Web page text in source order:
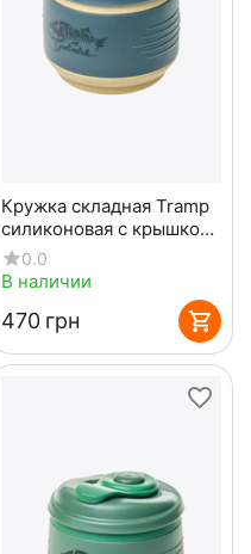
Кружка складная Tramp
силиконовая с крышкой
350 мл Песочный
0.0
В наличии
‍470‍ грн